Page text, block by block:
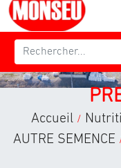
Accueil /
AUTRE SEMENCE